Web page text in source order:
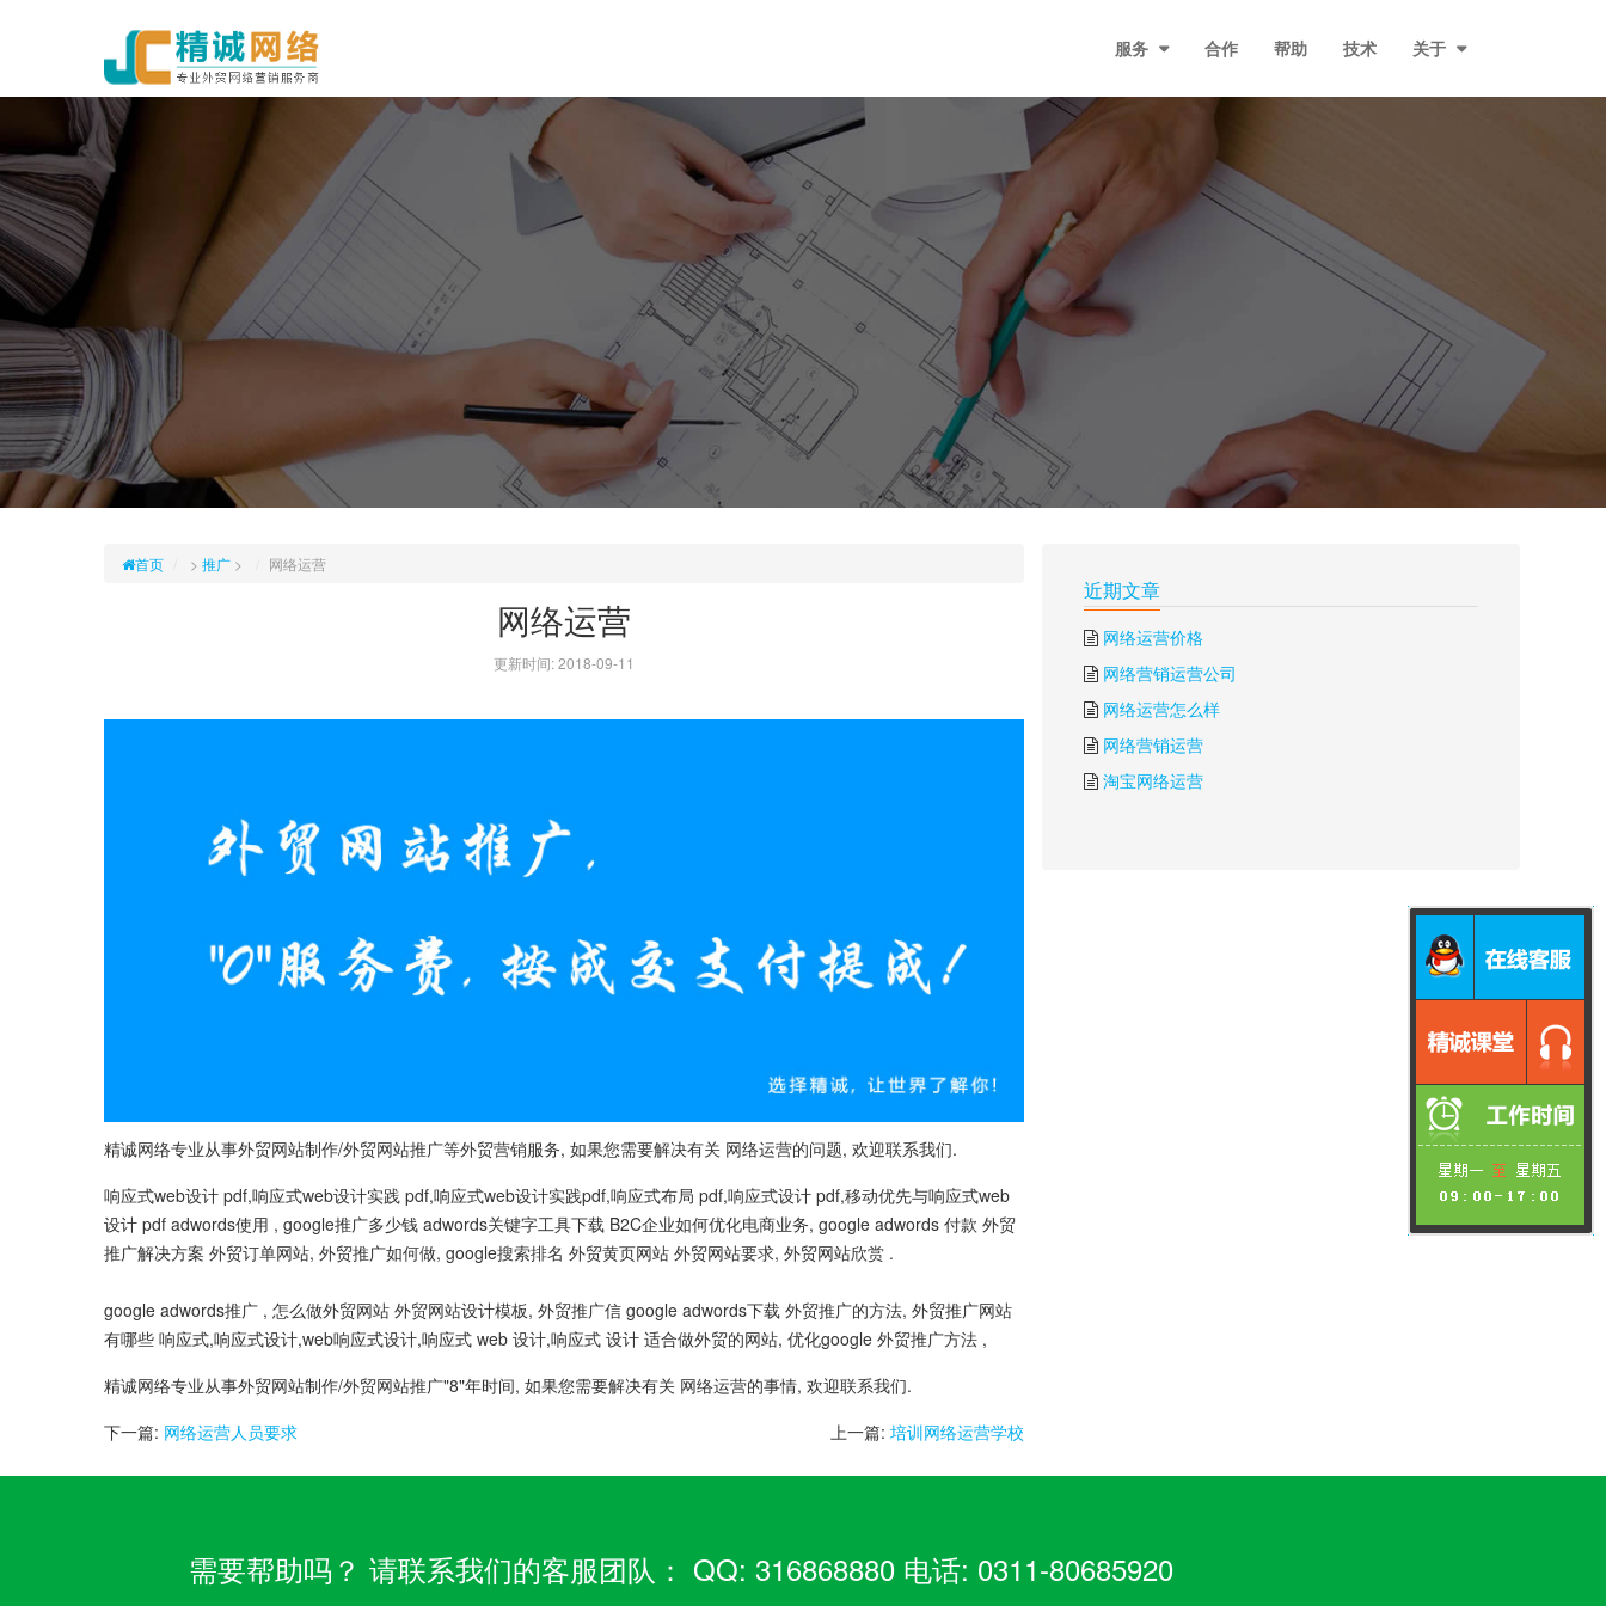
服务 合作 帮助 技术 关于
首页 > 推广 > 网络运营
网络运营
更新时间: 2018-09-11
精诚网络专业从事外贸网站制作/外贸网站推广等外贸营销服务, 如果您需要解决有关 网络运营的问题, 欢迎联系我们.
响应式web设计 pdf,响应式web设计实践 pdf,响应式web设计实践pdf,响应式布局 pdf,响应式设计 pdf,移动优先与响应式web
设计 pdf adwords使用 , google推广多少钱 adwords关键字工具下载 B2C企业如何优化电商业务, google adwords 付款 外贸
推广解决方案 外贸订单网站, 外贸推广如何做, google搜索排名 外贸黄页网站 外贸网站要求, 外贸网站欣赏 .
google adwords推广 , 怎么做外贸网站 外贸网站设计模板, 外贸推广信 google adwords下载 外贸推广的方法, 外贸推广网站
有哪些 响应式,响应式设计,web响应式设计,响应式 web 设计,响应式 设计 适合做外贸的网站, 优化google 外贸推广方法 ,
精诚网络专业从事外贸网站制作/外贸网站推广"8"年时间, 如果您需要解决有关 网络运营的事情, 欢迎联系我们.
上一篇: 培训网络运营学校
下一篇: 网络运营人员要求
近期文章
网络运营价格
网络营销运营公司
网络运营怎么样
网络营销运营
淘宝网络运营
需要帮助吗？ 请联系我们的客服团队： QQ: 316868880 电话: 0311-80685920